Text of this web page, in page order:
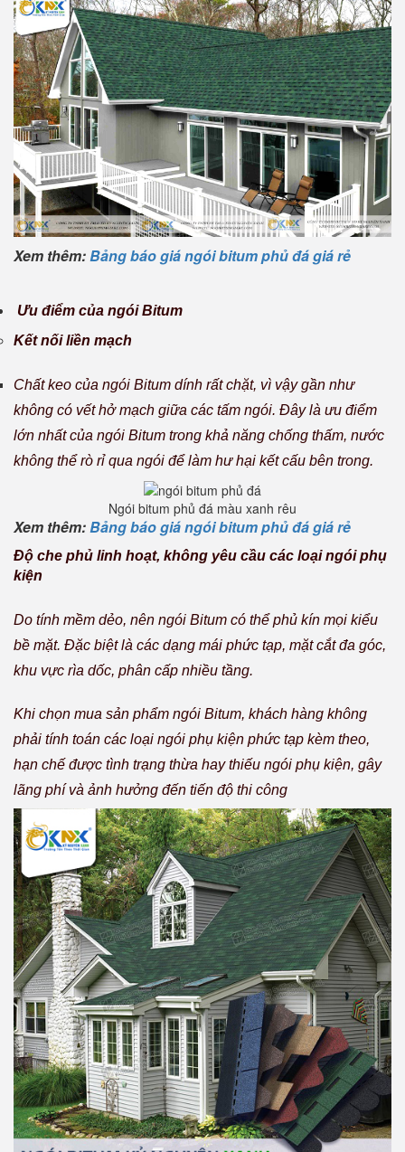
Xem thêm:Bảng báo giá ngói bitum phủ đá giá rẻ
Ưu điểm của ngói Bitum
Kết nối liền mạch
Chất keo của ngói Bitum dính rất chặt, vì vậy gần như
không có vết hở mạch giữa các tấm ngói. Đây là ưu điểm
lớn nhất của ngói Bitum trong khả năng chống thấm, nước
không thể rò rỉ qua ngói để làm hư hại kết cấu bên trong.
Ngói bitum phủ đá màu xanh rêu
Xem thêm:Bảng báo giá ngói bitum phủ đá giá rẻ
Độ che phủ linh hoạt, không yêu cầu các loại ngói phụ
kiện
Do tính mềm dẻo, nên ngói Bitum có thể phủ kín mọi kiểu
bề mặt. Đặc biệt là các dạng mái phức tạp, mặt cắt đa góc,
khu vực rìa dốc, phân cấp nhiều tầng.
Khi chọn mua sản phẩm ngói Bitum, khách hàng không
phải tính toán các loại ngói phụ kiện phức tạp kèm theo,
hạn chế được tình trạng thừa hay thiếu ngói phụ kiện, gây
lãng phí và ảnh hưởng đến tiến độ thi công